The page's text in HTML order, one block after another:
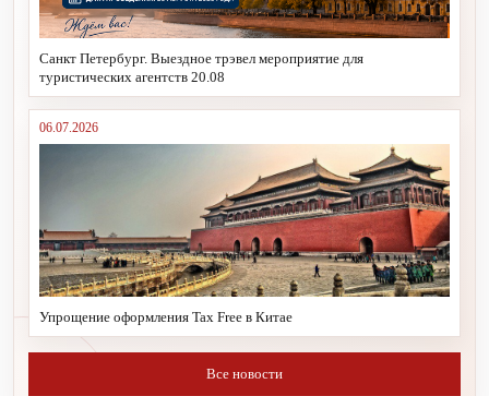
Санкт Петербург. Выездное трэвел мероприятие для
туристических агентств 20.08
06.07.2026
Упрощение оформления Tax Free в Китае
Все новости